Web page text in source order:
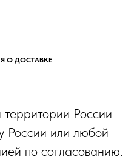
О ДОСТАВКЕ
России
или любой
по согласованию.